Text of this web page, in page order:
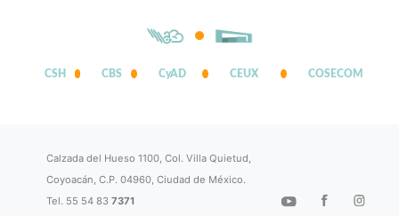
CSH CBS CyAD CEUX COSECOM
Calzada del Hueso 1100, Col. Villa Quietud,
Coyoacán, C.P. 04960, Ciudad de México.
Tel. 55 54 837371